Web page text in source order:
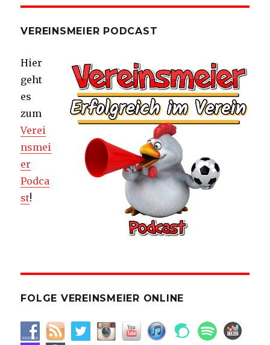
VEREINSMEIER PODCAST
Hier
geht
es
zum
Verei
nsmei
er
Podca
st!
FOLGE VEREINSMEIER ONLINE